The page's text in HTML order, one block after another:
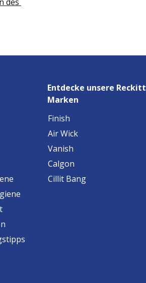
des
Entdecke unsere Reckitt
Marken
Finish
Air Wick
Vanish
Calgon
Cillit Bang